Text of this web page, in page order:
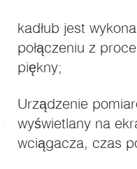
kadłub jest
połączeniu z
piękny;
Urządzenie
wyświetlany na
wciągacza, czas